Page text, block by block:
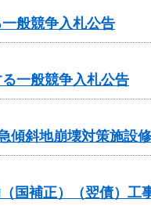
般競争入札公告
一般競争入札公告
傾斜地崩壊対策施設
国補正）（翌債）工